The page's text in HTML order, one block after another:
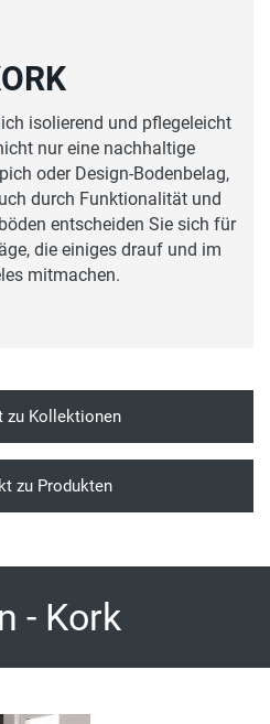
isolierend und pflegeleicht
nur eine nachhaltige
oder Design-Bodenbelag,
durch Funktionalität und
entscheiden Sie sich für
die einiges drauf und im
mitmachen.
zu Kollektionen
zu Produkten
- Kork